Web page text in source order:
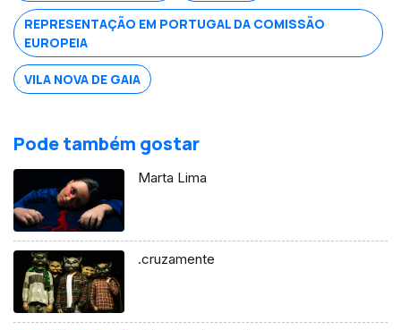
REPRESENTAÇÃO EM PORTUGAL DA COMISSÃO
EUROPEIA
VILA NOVA DE GAIA
Pode também gostar
Marta Lima
.cruzamente